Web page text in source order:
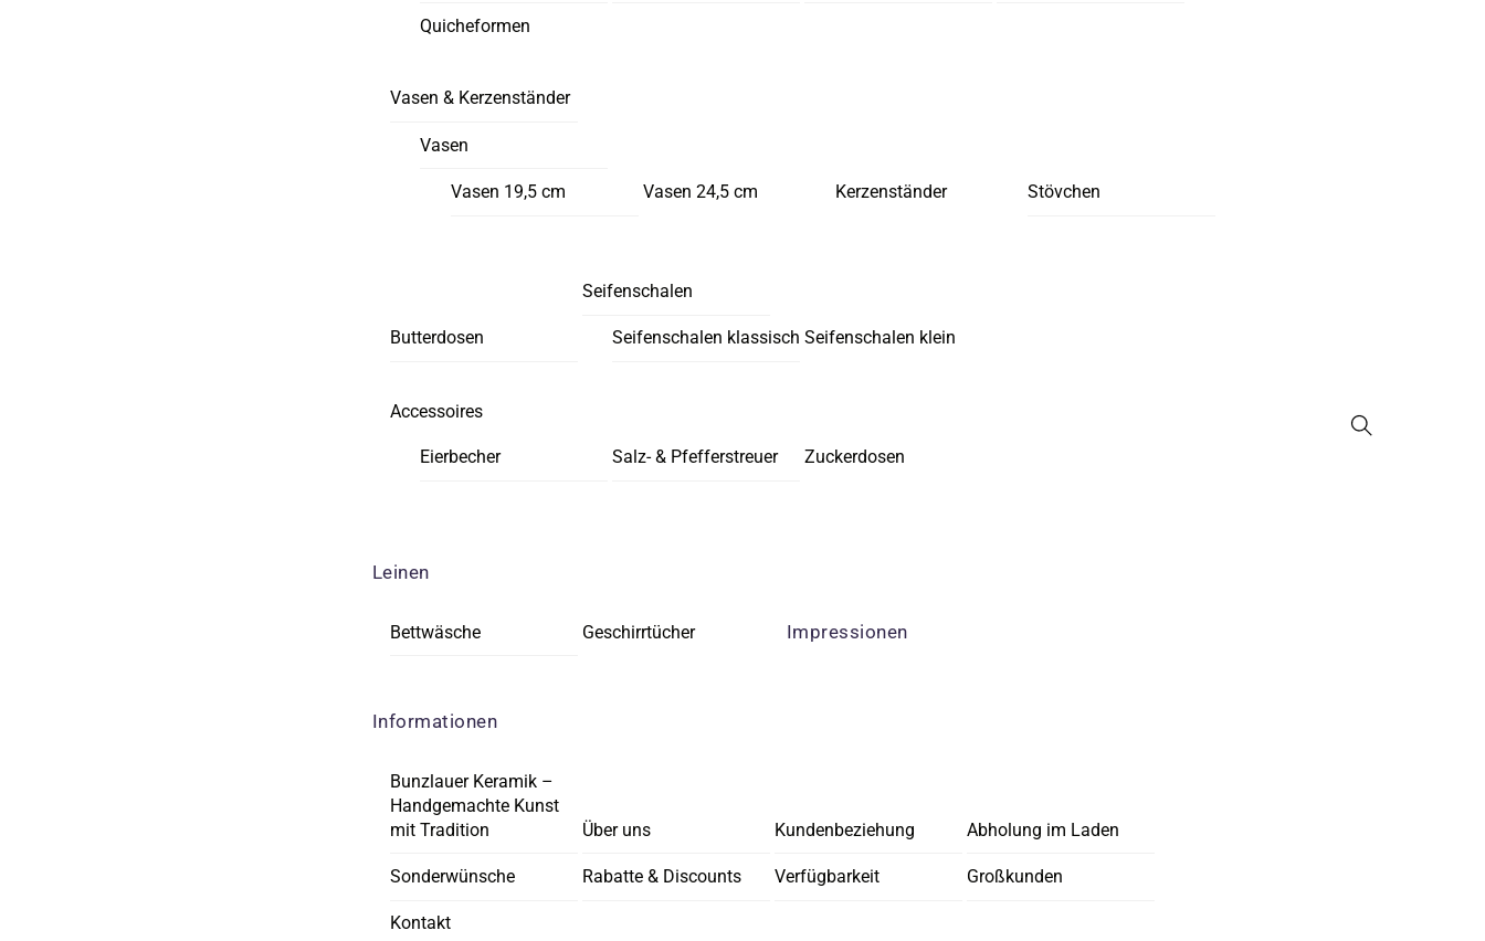
Quicheformen
Vasen & Kerzenständer
Vasen
Vasen 19,5 cm Vasen 24,5 cm Kerzenständer Stövchen
Butterdosen
Seifenschalen
Seifenschalen klassisch Seifenschalen klein
Accessoires
Eierbecher Salz- & Pfefferstreuer Zuckerdosen
Leinen
Bettwäsche Geschirrtücher Impressionen
Informationen
Bunzlauer Keramik –
Handgemachte Kunst
mit Tradition
Über uns Kundenbeziehung Abholung im Laden
Sonderwünsche Rabatte & Discounts Verfügbarkeit Großkunden
Kontakt